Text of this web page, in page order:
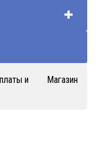
и
Магазин